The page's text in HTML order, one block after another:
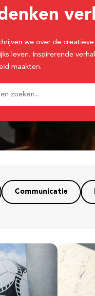
we over de
leven. Inspirerende
maakten.
Communicatie